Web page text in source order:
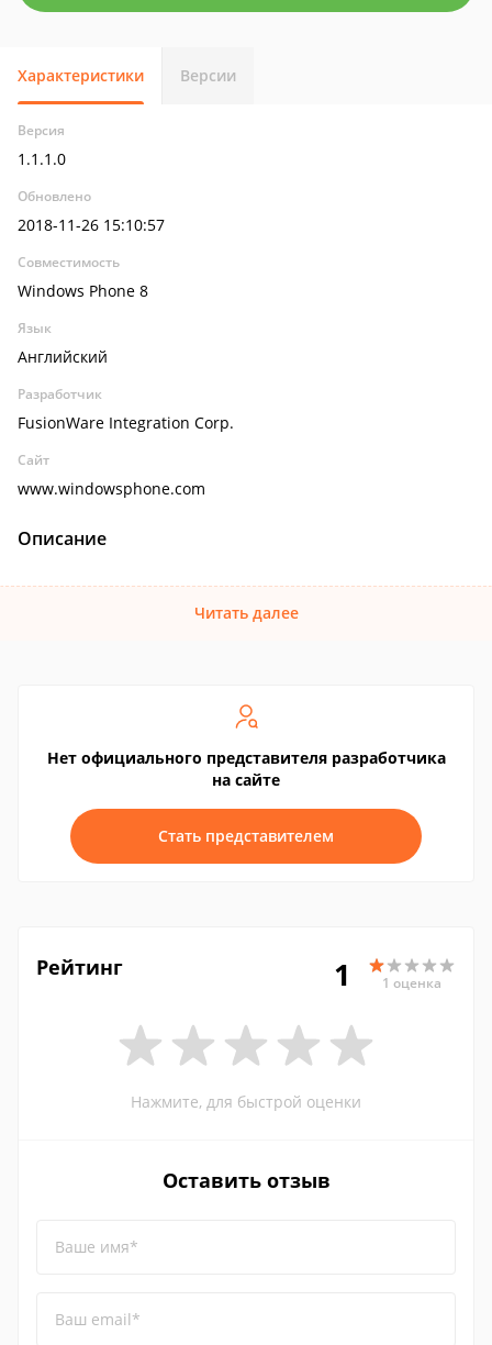
Характеристики Версии
Версия
1.1.1.0
Обновлено
2018-11-26 15:10:57
Совместимость
Windows Phone 8
Язык
Английский
Разработчик
FusionWare Integration Corp.
Сайт
www.windowsphone.com
Описание
Читать далее
Нет официального представителя разработчика
на сайте
Стать представителем
Рейтинг 1 1 оценка
Нажмите, для быстрой оценки
Оставить отзыв
Ваше имя*
Ваш email*